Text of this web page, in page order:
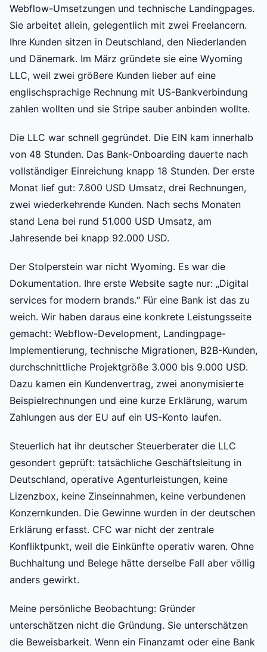
Webflow-Umsetzungen und technische Landingpages.
Sie arbeitet allein, gelegentlich mit zwei Freelancern.
Ihre Kunden sitzen in Deutschland, den Niederlanden
und Dänemark. Im März gründete sie eine Wyoming
LLC, weil zwei größere Kunden lieber auf eine
englischsprachige Rechnung mit US-Bankverbindung
zahlen wollten und sie Stripe sauber anbinden wollte.
Die LLC war schnell gegründet. Die EIN kam innerhalb
von 48 Stunden. Das Bank-Onboarding dauerte nach
vollständiger Einreichung knapp 18 Stunden. Der erste
Monat lief gut: 7.800 USD Umsatz, drei Rechnungen,
zwei wiederkehrende Kunden. Nach sechs Monaten
stand Lena bei rund 51.000 USD Umsatz, am
Jahresende bei knapp 92.000 USD.
Der Stolperstein war nicht Wyoming. Es war die
Dokumentation. Ihre erste Website sagte nur: „Digital
services for modern brands.“ Für eine Bank ist das zu
weich. Wir haben daraus eine konkrete Leistungsseite
gemacht: Webflow-Development, Landingpage-
Implementierung, technische Migrationen, B2B-Kunden,
durchschnittliche Projektgröße 3.000 bis 9.000 USD.
Dazu kamen ein Kundenvertrag, zwei anonymisierte
Beispielrechnungen und eine kurze Erklärung, warum
Zahlungen aus der EU auf ein US-Konto laufen.
Steuerlich hat ihr deutscher Steuerberater die LLC
gesondert geprüft: tatsächliche Geschäftsleitung in
Deutschland, operative Agenturleistungen, keine
Lizenzbox, keine Zinseinnahmen, keine verbundenen
Konzernkunden. Die Gewinne wurden in der deutschen
Erklärung erfasst. CFC war nicht der zentrale
Konfliktpunkt, weil die Einkünfte operativ waren. Ohne
Buchhaltung und Belege hätte derselbe Fall aber völlig
anders gewirkt.
Meine persönliche Beobachtung: Gründer
unterschätzen nicht die Gründung. Sie unterschätzen
die Beweisbarkeit. Wenn ein Finanzamt oder eine Bank